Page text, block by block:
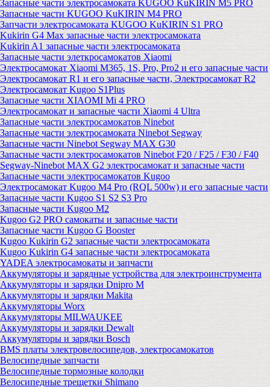
Запасные части электросамоката KUGOO KuKIRIN M5 PRO
Запасные части KUGOO KuKIRIN M4 PRO
Запчасти электросамоката KUGOO KuKIRIN S1 PRO
Kukirin G4 Max запасные части электросамоката
Kukirin A1 запасные части электросамоката
Запасные части элеткросамокатов Xiaomi
Электросамокат Xiaomi M365, 1S, Pro, Pro2 и его запасные части
Электросамокат R1 и его запасные части, Электросамокат R2
Электросамокат Kugoo S1Plus
Запасные части XIAOMI Mi 4 PRO
Электросамокат и запасные части Xiaomi 4 Ultra
Запасные части электросамокатов Ninebot
Запасные части электросамоката Ninebot Segway
Запасные части Ninebot Segway MAX G30
Запасные части электросамокатов Ninebot F20 / F25 / F30 / F40
Segway-Ninebot MAX G2 электросамокат и запасные части
Запасные части электросамокатов Kugoo
Электросамокат Kugoo M4 Pro (RQL 500w) и его запасные части
Запасные части Kugoo S1 S2 S3 Pro
Запасные части Kugoo M2
Kugoo G2 PRO самокаты и запасные части
Запасные части Kugoo G Booster
Kugoo Kukirin G2 запасные части электросамоката
Kugoo Kukirin G4 запасные части электросамоката
YADEA электросамокаты и запчасти
Аккумуляторы и зарядные устройства для электроинструмента
Аккумуляторы и зарядки Dnipro M
Аккумуляторы и зарядки Makita
Аккумуляторы Worx
Аккумуляторы MILWAUKEE
Аккумуляторы и зарядки Dewalt
Аккумуляторы и зарядки Bosch
BMS платы электровелосипедов, электросамокатов
Велосипедные запчасти
Велосипедные тормозные колодки
Велосипедные трещетки Shimano